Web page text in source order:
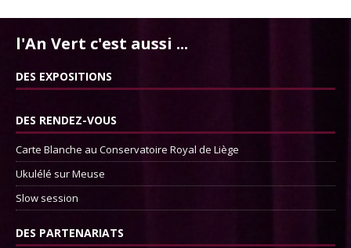
l'An Vert c'est aussi ...
DES EXPOSITIONS
DES RENDEZ-VOUS
Carte Blanche au Conservatoire Royal de Liège
Ukulélé sur Meuse
Slow session
DES PARTENARIATS